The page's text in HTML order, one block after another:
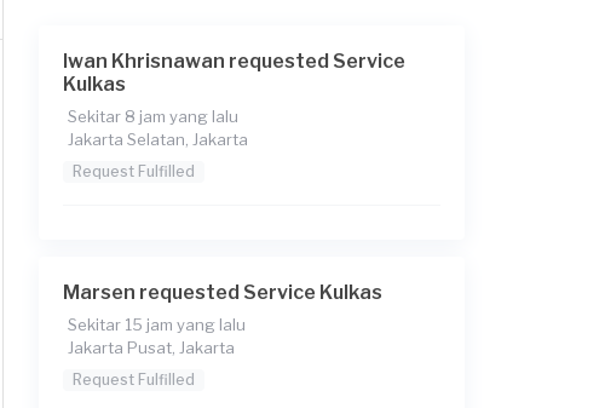
Iwan Khrisnawan requested Service
Kulkas
Sekitar 8 jam yang lalu
Jakarta Selatan, Jakarta
Request Fulfilled
Marsen requested Service Kulkas
Sekitar 15 jam yang lalu
Jakarta Pusat, Jakarta
Request Fulfilled